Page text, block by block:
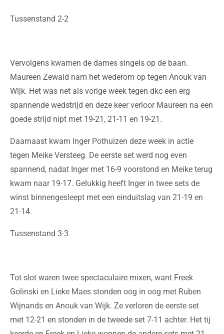
Tussenstand 2-2
Vervolgens kwamen de dames singels op de baan.
Maureen Zewald nam het wederom op tegen Anouk van
Wijk. Het was net als vorige week tegen dkc een erg
spannende wedstrijd en deze keer verloor Maureen na een
goede strijd nipt met 19-21, 21-11 en 19-21.
Daarnaast kwam Inger Pothuizen deze week in actie
tegen Meike Versteeg. De eerste set werd nog even
spannend, nadat Inger met 16-9 voorstond en Meike terug
kwam naar 19-17. Gelukkig heeft Inger in twee sets de
winst binnengesleept met een einduitslag van 21-19 en
21-14.
Tussenstand 3-3
Tot slot waren twee spectaculaire mixen, want Freek
Golinski en Lieke Maes stonden oog in oog met Ruben
Wijnands en Anouk van Wijk. Ze verloren de eerste set
met 12-21 en stonden in de tweede set 7-11 achter. Het tij